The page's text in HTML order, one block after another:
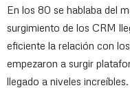
En los 80 se hablaba del
surgimiento de los CRM
eficiente la relación con
empezaron a surgir
llegado a niveles increíbles.